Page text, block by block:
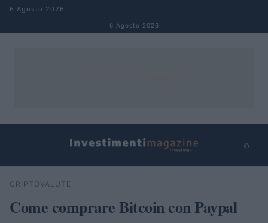
Salta al contenuto
6 Agosto 2026
6 Agosto 2026
⌕
Cerca
CRIPTOVALUTE
Come comprare Bitcoin con Paypal